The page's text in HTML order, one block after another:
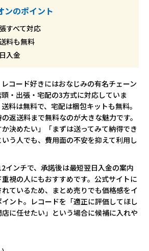
ンのポイント
すべて対応
料も無料
入金
コード好きにはおなじみの有名チェーン
・出張・宅配の3方式に対応していま
料は無料で、宅配は梱包キットも無料。
返送料まで無料なのが大きな魅力です。
か決めたい」「まずは送ってみて納得でき
う人でも、費用面の不安を抑えて利用し
インチで、承諾後は最短翌日入金の案内
視の人にもおすすめです。公式サイトに
ているため、まとめ売りでも価格感をイ
ント。レコードを「適正に評価してほし
に任せたい」という場合に候補に入れや